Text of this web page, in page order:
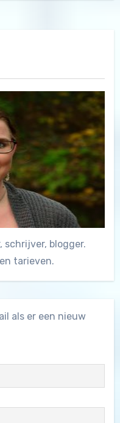
schrijver, blogger.
tarieven.
als er een nieuw